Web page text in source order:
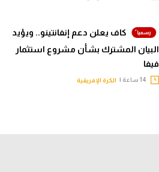
كاف يعلن دعم إنفانتينو.. ويؤيد
البيان المشترك بشأن مشروع استثمار
فيفا
الكرة الإفريقية